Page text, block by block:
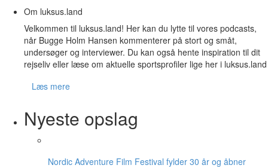
Om luksus.land
Velkommen til luksus.land! Her kan du lytte til vores podcasts,
når Bugge Holm Hansen kommenterer på stort og småt,
undersøger og interviewer. Du kan også hente inspiration til dit
rejseliv eller læse om aktuelle sportsprofiler lige her i luksus.land
Læs mere
Nyeste opslag
Nordic Adventure Film Festival fylder 30 år og åbner